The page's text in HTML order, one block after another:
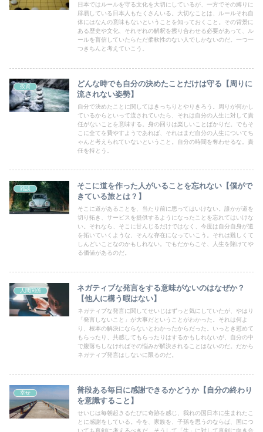
日本ではルールを守る文化を大切にしているが、一方でその縛りに
辟易している日本人もたくさんいる。大切なことは、ルールそれ自
体にはなんの意味もないということを知っておくこと。その背景に
ある歴史や文化、それぞれの解釈を擦り合わせる必要があって、ル
ールを盲信していたらただ柔軟性のない人でしかないのだ。一つ一
つきちんと考えていこう。
投資
どんな時でも自分の決めたことだけは守る【周りに
流されない姿勢】
自分で決めたことに関してはきっちりとやりきろう。周りが何かし
ているからといって流されていたら、それは自分の人生に対して責
任がないことを意味する。身の回りは楽しいことばかりだ。でもそ
こに全てを費やすようであれば、それはまだ自分の人生についてち
ゃんと考えられていないということ。自分の時間を奪わせるな。責
任を持とう。
雑談
そこに道を作った人がいることを忘れない【僕がで
きている旅とは？】
そこに道があることを、当たり前に思ってはいけない。誰かが道を
切り拓き、サービスを提供するようになったことを忘れてはいけな
い。それなら、そこに甘んじるだけではなく、今度は自分自身が道
を拓いていくような、そんな存在になっていこう。それは難しくて
しんどいことなのかもしれない。でもだからこそ、人生を賭けてや
る価値があるのだ。
人間関係
ネガティブな発言をする意味がないのはなぜか？
【他人に構う暇はない】
ネガティブな発言に関してせいじはずっと気にしていたが、やはり
「発言しないこと」が大事だということがわかった。それは何よ
り、根本の解決にならないとわかったからだった。いっとき慰めて
もらったり、共感してもらったりはするかもしれないが、自分の中
で腹落ちしなければその悩みが解決されることはないのだ。だから
ネガティブ発言はしないに限るのだ。
幸せ
普段ある毎日に感謝できるかどうか【自分の終わり
を意識すること】
せいじは毎朝起きるたびに奇跡を感じ、我れの国日本に生まれたこ
とに感謝をしている。今を、家族を、子孫を思うのならば、国につ
いても真剣に考えるべきだ。そうして「生」に対して真剣に向き合